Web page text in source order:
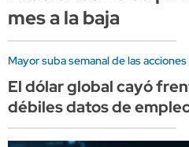
mes a la baja
Mayor suba semanal de las
El dólar global cayó
débiles datos de